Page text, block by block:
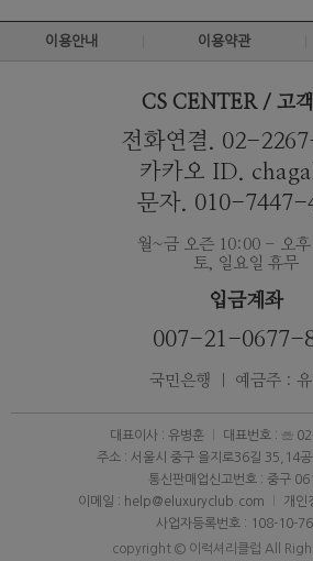
이용안내 이용약관
CS CENTER / 고객
전화연결. 02-
카카오 ID.
문자. 010-7447-
월~금 오즌 10:00 - 오
토, 일요일 휴무
입금계좌
007-21-0677-
국민은행 ｜ 예금주 :
대표이사 : 유병훈
대표번호 : ☏
주소 : 서울시 중구 을지로36길 35,14
통신판매업신고번호 : 중구
이메일 : help@eluxuryclub.com
개인
사업자등록번호 : 108-10-
copyright © 이럭셔리클럽 All